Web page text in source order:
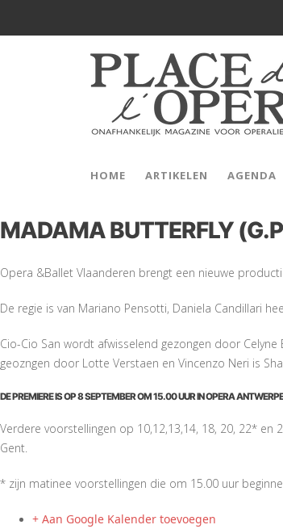
HOME ARTIKELEN AGENDA
MADAMA BUTTERFLY
Opera &Ballet Vlaanderen brengt een nieuwe
De regie is van Mariano Pensotti, Daniela Candillari
Cio-Cio San wordt afwisselend gezongen door
geozngen door Lotte Verstaen en Vincenzo Neri is
DE PREMIERE IS OP 8 SEPTEMBER OM 15.00 UUR IN OPERA
Verdere voorstellingen op 10,12,13,14, 18, 20, 22*
Gent.
* zijn matinee voorstellingen die om 15.00 uur
+ Aan Google Kalender toevoegen